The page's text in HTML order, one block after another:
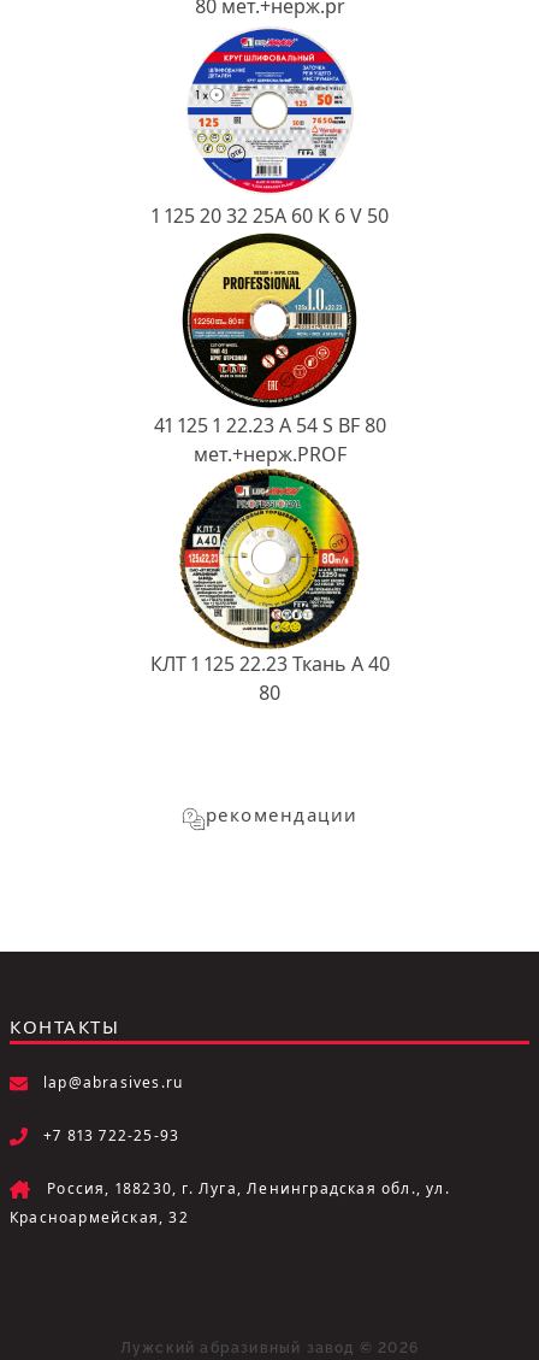
80 мет.+нерж.pr
1 125 20 32 25А 60 K 6 V 50
41 125 1 22.23 A 54 S BF 80
мет.+нерж.PROF
КЛТ 1 125 22.23 Ткань A 40
80
рекомендации
КОНТАКТЫ
lap@abrasives.ru
+7 813 722-25-93
Россия, 188230, г. Луга, Ленинградская обл., ул.
Красноармейская, 32
Лужский абразивный завод © 2026